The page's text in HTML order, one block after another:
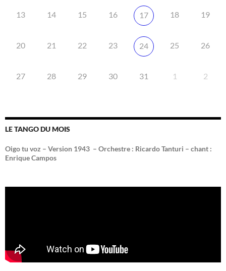
13 14 15 16 17 18 19
20 21 22 23 24 25 26
27 28 29 30 31 1 2
LE TANGO DU MOIS
Oigo tu voz – Version 1943 – Orchestre : Ricardo Tanturi – chant :
Enrique Campos